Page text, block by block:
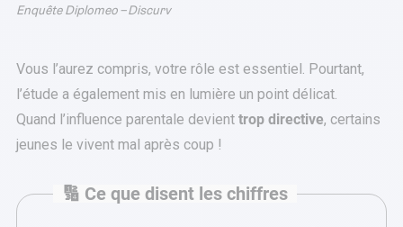
Enquête Diplomeo – Discurv
Vous l’aurez compris, votre rôle est essentiel. Pourtant,
l’étude a également mis en lumière un point délicat.
Quand l’influence parentale devient trop directive, certains
jeunes le vivent mal après coup !
🔢 Ce que disent les chiffres